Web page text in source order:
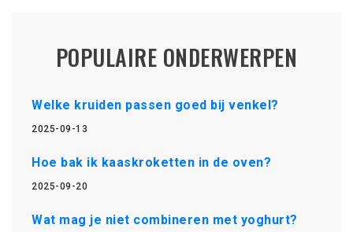
POPULAIRE ONDERWERPEN
Welke kruiden passen goed bij venkel?
2025-09-13
Hoe bak ik kaaskroketten in de oven?
2025-09-20
Wat mag je niet combineren met yoghurt?